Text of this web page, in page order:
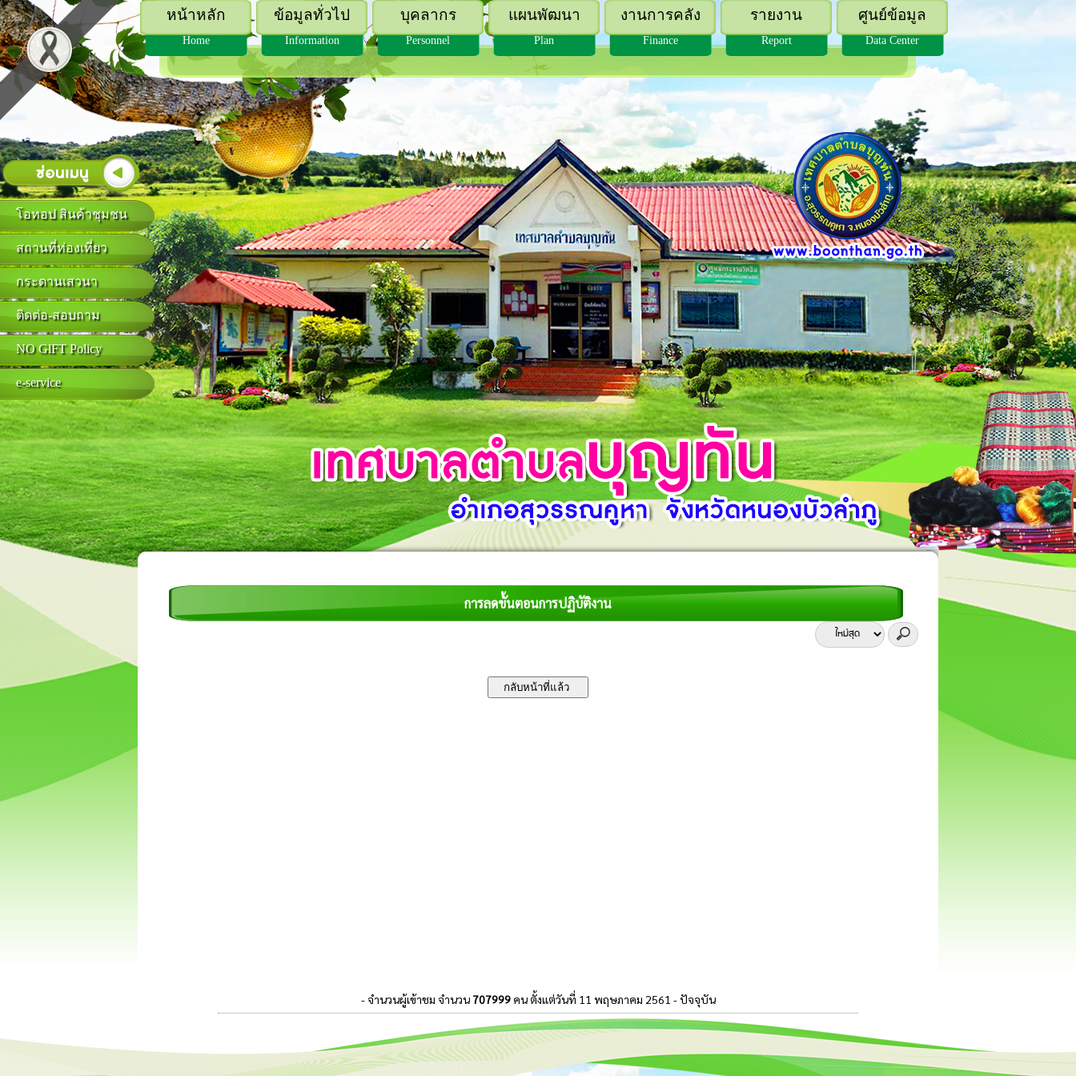
โอทอป สินค้าชุมชน
สถานที่ท่องเที่ยว
กระดานเสวนา
ติดต่อ-สอบถาม
NO GlFT Policy
e-service
หน้าหลัก
Home
ข้อมูลทั่วไป
Information
บุคลากร
Personnel
แผนพัฒนา
Plan
งานการคลัง
Finance
รายงาน
Report
ศูนย์ข้อมูล
Data Center
การลดขั้นตอนการปฏิบัติงาน
- จำนวนผู้เข้าชม จำนวน707999 คน ตั้งแต่วันที่ 11 พฤษภาคม 2561 - ปัจจุบัน